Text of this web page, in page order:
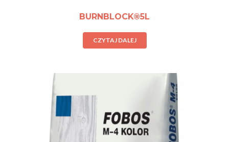
BURNBLOCK®5L
CZYTAJ DALEJ